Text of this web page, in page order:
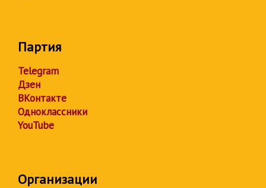
Партия
Telegram
Дзен
ВКонтакте
Одноклассники
YouTube
Организации